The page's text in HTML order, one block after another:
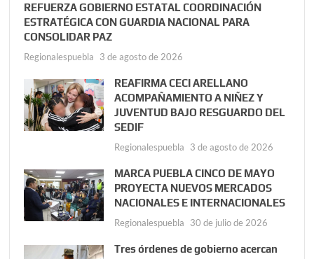
REFUERZA GOBIERNO ESTATAL COORDINACIÓN
ESTRATÉGICA CON GUARDIA NACIONAL PARA
CONSOLIDAR PAZ
Regionalespuebla 3 de agosto de 2026
REAFIRMA CECI ARELLANO
ACOMPAÑAMIENTO A NIÑEZ Y
JUVENTUD BAJO RESGUARDO DEL
SEDIF
Regionalespuebla 3 de agosto de 2026
MARCA PUEBLA CINCO DE MAYO
PROYECTA NUEVOS MERCADOS
NACIONALES E INTERNACIONALES
Regionalespuebla 30 de julio de 2026
Tres órdenes de gobierno acercan